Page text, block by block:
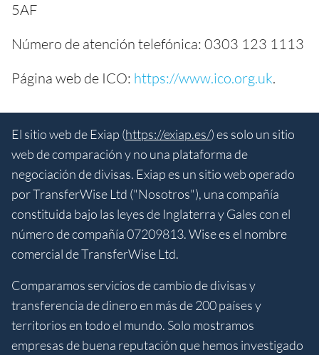
5AF
Número de atención telefónica: 0303 123 1113
Página web de ICO: https://www.ico.org.uk.
El sitio web de Exiap (https://exiap.es/) es solo un sitio
web de comparación y no una plataforma de
negociación de divisas. Exiap es un sitio web operado
por TransferWise Ltd ("Nosotros"), una compañía
constituida bajo las leyes de Inglaterra y Gales con el
número de compañía 07209813. Wise es el nombre
comercial de TransferWise Ltd.
Comparamos servicios de cambio de divisas y
transferencia de dinero en más de 200 países y
territorios en todo el mundo. Solo mostramos
empresas de buena reputación que hemos investigado